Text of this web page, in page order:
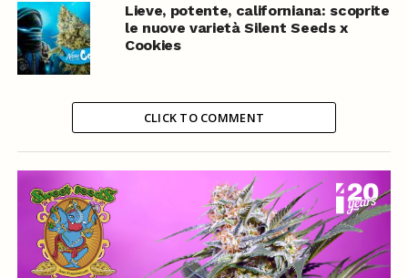
Lieve, potente, californiana: scoprite
le nuove varietà Silent Seeds x
Cookies
CLICK TO COMMENT